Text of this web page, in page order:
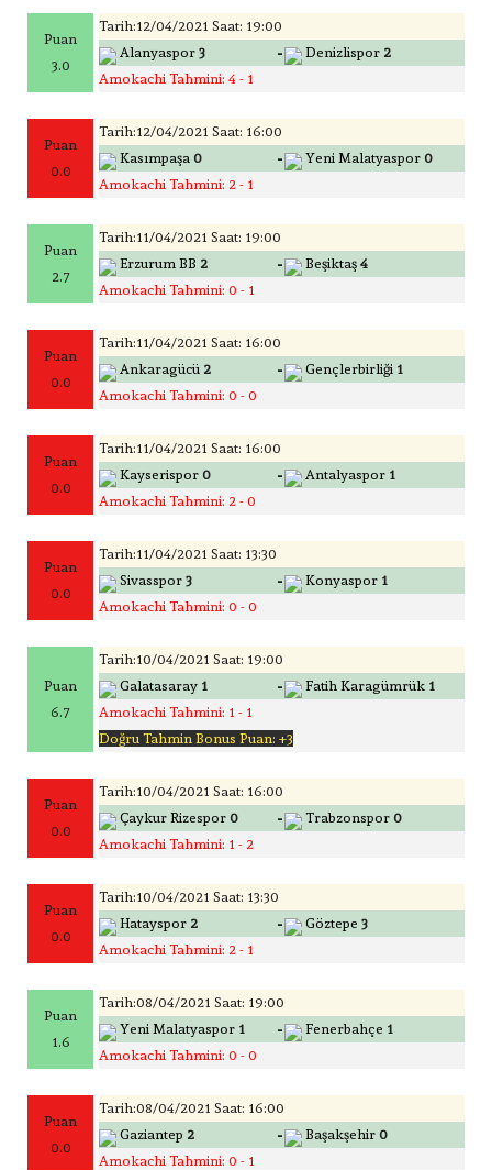
Puan
3.0
Tarih:12/04/2021 Saat: 19:00
Alanyaspor 3 - Denizlispor 2
Amokachi Tahmini: 4 - 1
Puan
0.0
Tarih:12/04/2021 Saat: 16:00
Kasımpaşa 0 - Yeni Malatyaspor 0
Amokachi Tahmini: 2 - 1
Puan
2.7
Tarih:11/04/2021 Saat: 19:00
Erzurum BB 2 - Beşiktaş 4
Amokachi Tahmini: 0 - 1
Puan
0.0
Tarih:11/04/2021 Saat: 16:00
Ankaragücü 2 - Gençlerbirliği 1
Amokachi Tahmini: 0 - 0
Puan
0.0
Tarih:11/04/2021 Saat: 16:00
Kayserispor 0 - Antalyaspor 1
Amokachi Tahmini: 2 - 0
Puan
0.0
Tarih:11/04/2021 Saat: 13:30
Sivasspor 3 - Konyaspor 1
Amokachi Tahmini: 0 - 0
Puan
6.7
Tarih:10/04/2021 Saat: 19:00
Galatasaray 1 - Fatih Karagümrük 1
Amokachi Tahmini: 1 - 1
Doğru Tahmin Bonus Puan: +3
Puan
0.0
Tarih:10/04/2021 Saat: 16:00
Çaykur Rizespor 0 - Trabzonspor 0
Amokachi Tahmini: 1 - 2
Puan
0.0
Tarih:10/04/2021 Saat: 13:30
Hatayspor 2 - Göztepe 3
Amokachi Tahmini: 2 - 1
Puan
1.6
Tarih:08/04/2021 Saat: 19:00
Yeni Malatyaspor 1 - Fenerbahçe 1
Amokachi Tahmini: 0 - 0
Puan
0.0
Tarih:08/04/2021 Saat: 16:00
Gaziantep 2 - Başakşehir 0
Amokachi Tahmini: 0 - 1